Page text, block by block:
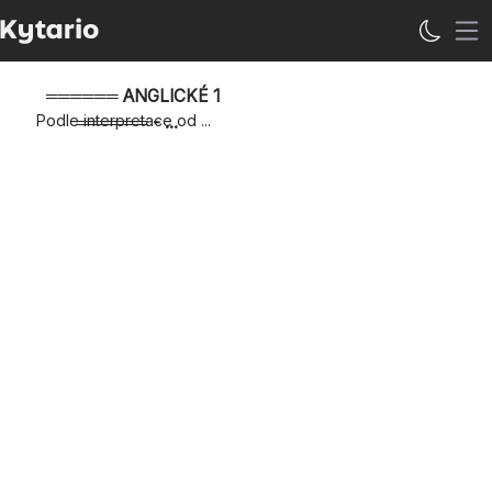
══════ ANGLICKÉ 1
══════ - ...
Podle interpretace od ...